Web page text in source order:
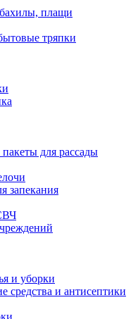
плащи
тряпки
для рассады
запекания
и уборки
и антисептики